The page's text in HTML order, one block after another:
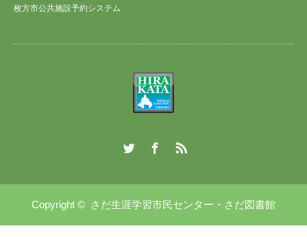
枚方市公共施設予約システム
Copyright © さだ生涯学習市民センター・さだ図書館